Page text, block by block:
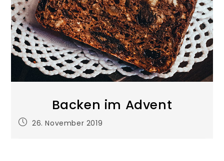
Backen im Advent
26. November 2019